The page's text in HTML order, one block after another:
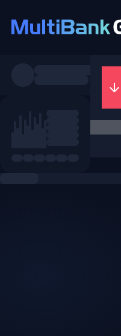
Tous